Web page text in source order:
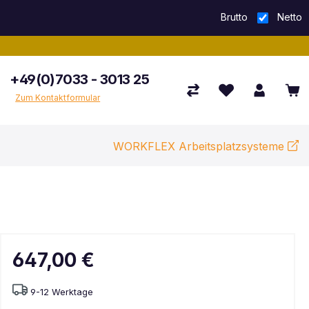
Brutto Netto
+49(0)7033 - 3013 25
Zum Kontaktformular
WORKFLEX Arbeitsplatzsysteme
647,00 €
9-12 Werktage